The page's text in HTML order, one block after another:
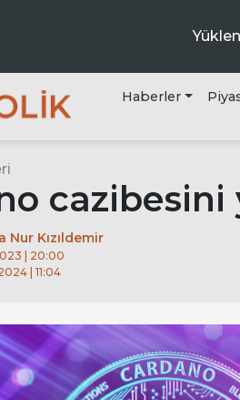
Haberler
Ara
cazibesini
Nur Kızıldemir
| 20:00
| 11:04